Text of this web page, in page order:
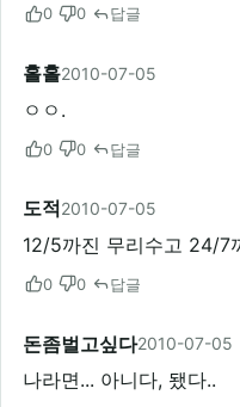
0 0 답글
홀홀2010-07-05
ㅇㅇ.
0 0 답글
도적2010-07-05
12/5까진 무리수고 24/7
0 0 답글
돈좀벌고싶다2010-07-05
나라면... 아니다, 됐다..